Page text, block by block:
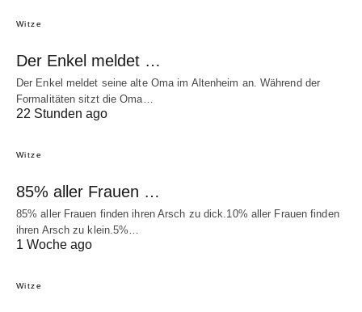
Witze
Der Enkel meldet …
Der Enkel meldet seine alte Oma im Altenheim an. Während der
Formalitäten sitzt die Oma…
22 Stunden ago
Witze
85% aller Frauen …
85% aller Frauen finden ihren Arsch zu dick.10% aller Frauen finden
ihren Arsch zu klein.5%…
1 Woche ago
Witze